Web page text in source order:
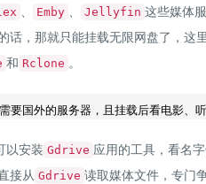
、 Emby 、 Jellyfin 这些媒体
话，那就只能挂载无限网盘了，这
和 Rclone 。
以安装 Gdrive 应用的工具，看名
接从 Gdrive 读取媒体文件，专门